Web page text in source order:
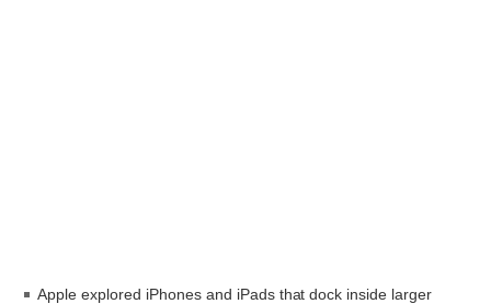
Apple explored iPhones and iPads that dock inside larger